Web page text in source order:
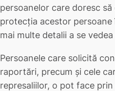
persoanelor care doresc
protecția acestor
mai multe detalii a se
Persoanele care solicită
raportări, precum și cele
represaliilor, o pot face